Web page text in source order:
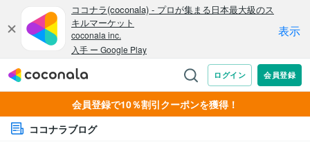
会員登録で10％割引クーポンを獲得！
ココナラブログ